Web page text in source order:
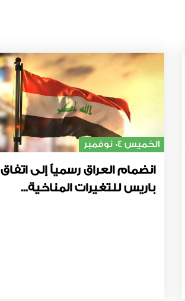
الخميس 04 نوفمبر
انضمام العراق رسمياً إلى اتفاق
باريس للتغيرات المناخية...